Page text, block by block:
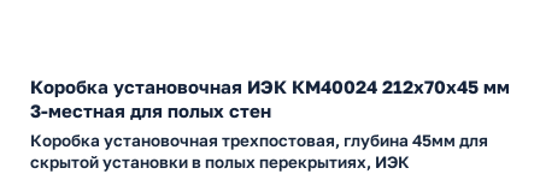
Коробка установочная ИЭК КМ40024 212х70x45 мм
3-местная для полых стен
Коробка установочная трехпостовая, глубина 45мм для
скрытой установки в полых перекрытиях, ИЭК